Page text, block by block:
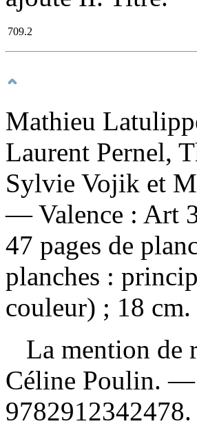
709.2
Mathieu
Laurent Pernel,
Sylvie Vojik et
— Valence : Art
47 pages de
planches :
couleur) ; 18 cm.
La mention de
Céline Poulin.
9782912342478.